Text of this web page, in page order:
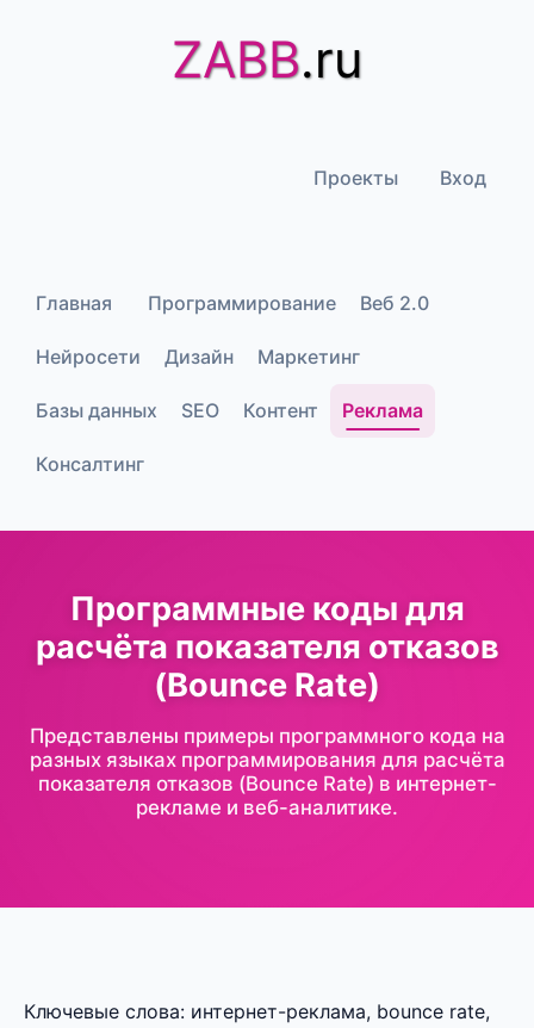
ZABB.ru
Проекты Вход
Главная Программирование Веб 2.0
Нейросети Дизайн Маркетинг
Базы данных SEO Контент Реклама
Консалтинг
Программные коды для
расчёта показателя отказов
(Bounce Rate)
Представлены примеры программного кода на
разных языках программирования для расчёта
показателя отказов (Bounce Rate) в интернет-
рекламе и веб-аналитике.
Ключевые слова: интернет-реклама, bounce rate,